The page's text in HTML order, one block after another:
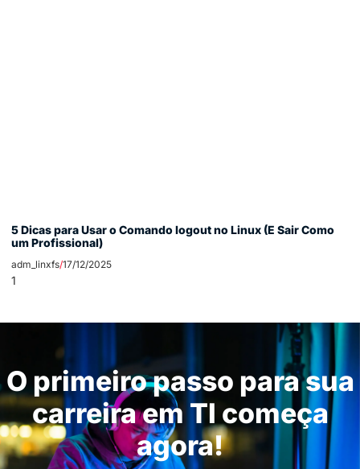
5 Dicas para Usar o Comando logout no Linux (E Sair Como
um Profissional)
adm_linxfs 17/12/2025
O primeiro passo para sua
carreira em TI começa
agora!